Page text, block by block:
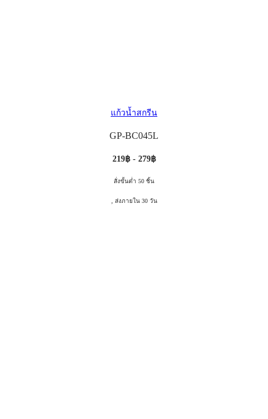
แก้วน้ำสกรีน
GP-BC045L
219฿ - 279฿
สั่งขั้นต่ำ 50 ชิ้น
, ส่งภายใน 30 วัน